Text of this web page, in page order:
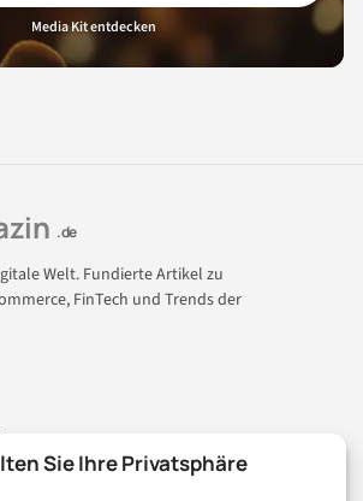
Sie Ihre Privatsphäre
Media Kit entdecken
.de
Welt. Fundierte Artikel zu
FinTech und Trends der